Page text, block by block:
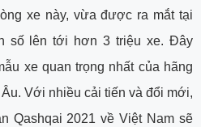
xe này, vừa được ra mắt tại
số lên tới hơn 3 triệu xe. Đây
xe quan trọng nhất của hãng
Với nhiều cải tiến và đổi mới,
Qashqai 2021 về Việt Nam sẽ